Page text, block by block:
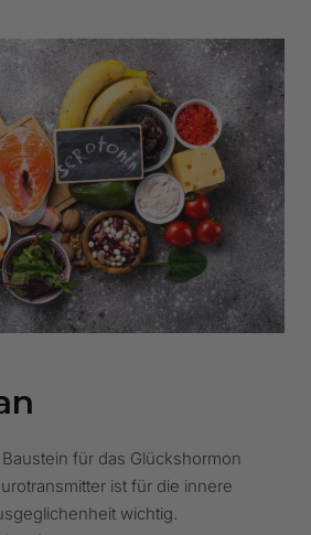
für das Glückshormon
ist für die innere
wichtig.